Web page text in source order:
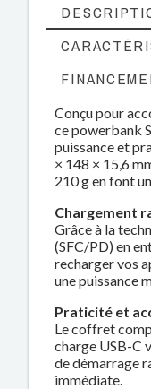
Conçu pour
ce powerbank
puissance et
× 148 × 15,6
210 g en font
Chargement
Grâce à la
(SFC/PD) en
recharger vos
une puissance
Praticité et
Le coffret
charge USB-C
de démarrage
immédiate.